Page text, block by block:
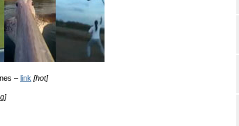
– link [hot]